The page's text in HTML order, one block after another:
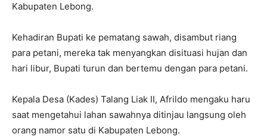
Kabupaten Lebong.
Kehadiran Bupati ke pematang sawah, disambut riang
para petani, mereka tak menyangkan disituasi hujan dan
hari libur, Bupati turun dan bertemu dengan para petani.
Kepala Desa (Kades) Talang Liak II, Afrildo mengaku haru
saat mengetahui lahan sawahnya ditinjau langsung oleh
orang namor satu di Kabupaten Lebong.